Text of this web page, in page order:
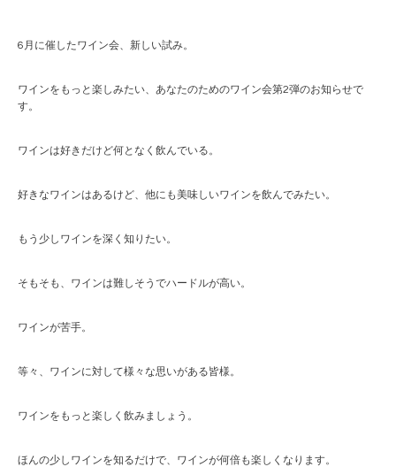
6月に催したワイン会、新しい試み。
ワインをもっと楽しみたい、あなたのためのワイン会第2弾のお知らせで
す。
ワインは好きだけど何となく飲んでいる。
好きなワインはあるけど、他にも美味しいワインを飲んでみたい。
もう少しワインを深く知りたい。
そもそも、ワインは難しそうでハードルが高い。
ワインが苦手。
等々、ワインに対して様々な思いがある皆様。
ワインをもっと楽しく飲みましょう。
ほんの少しワインを知るだけで、ワインが何倍も楽しくなります。